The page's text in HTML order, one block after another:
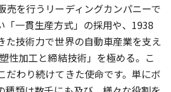
売を行うリーディングカンパニーで
「一貫生産方式」の採用や、1938
た技術力で世界の自動車産業を支え
性加工と締結技術」を極める。こ
だわり続けてきた使命です。単にボ